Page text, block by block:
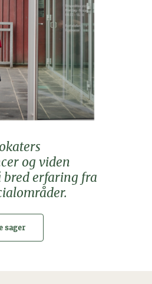
og viden
bred erfaring fra
sager